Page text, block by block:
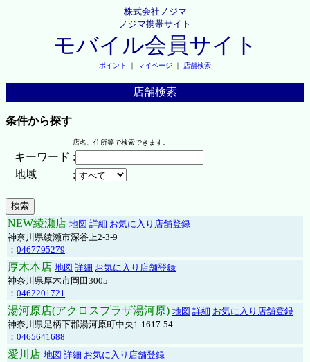
株式会社ノジマ
ノジマ携帯サイト
モバイル会員サイト
ポイント ｜ マイページ ｜ 店舗検索
店舗検索
条件から探す
店名、住所等で検索できます。
キーワード :
地域
:
NEW綾瀬店 地図 詳細 お気に入り店舗登録
神奈川県綾瀬市深谷上2-3-9
： 0467795279
厚木本店 地図 詳細 お気に入り店舗登録
神奈川県厚木市岡田3005
： 0462201721
湯河原店(アクロスプラザ湯河原) 地図 詳細 お気に入り店舗登録
神奈川県足柄下郡湯河原町中央1-1617-54
： 0465641688
愛川店 地図 詳細 お気に入り店舗登録